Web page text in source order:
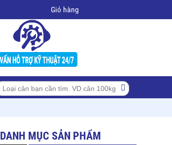
Giỏ hàng
DANH MỤC SẢN PHẨM